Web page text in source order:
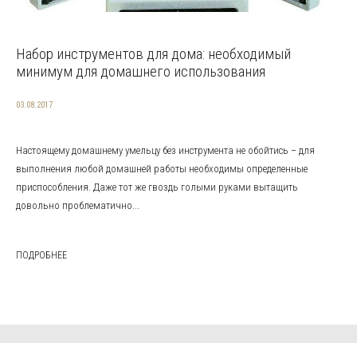
Набор инструментов для дома: необходимый
минимум для домашнего использования
03.08.2017
Настоящему домашнему умельцу без инструмента не обойтись – для
выполнения любой домашней работы необходимы определенные
приспособления. Даже тот же гвоздь голыми руками вытащить
довольно проблематично...
ПОДРОБНЕЕ